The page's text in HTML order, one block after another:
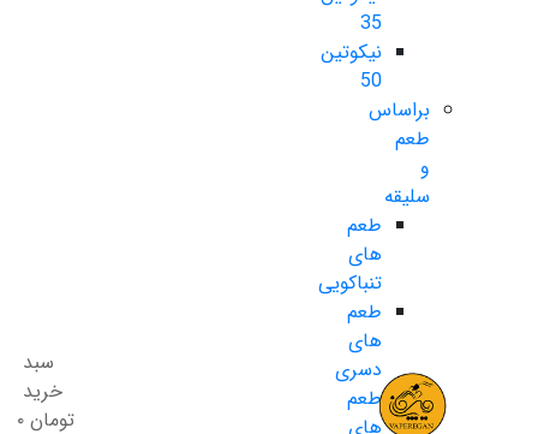
35
نیکوتین
50
براساس
طعم
و
سلیقه
طعم
های
تنباکویی
طعم
های
دسری
طعم
های
سبد
خرید
تومان ۰